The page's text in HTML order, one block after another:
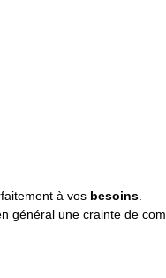
à vos besoins.
général une crainte de